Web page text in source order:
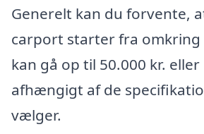
Generelt kan du forvente,
carport starter fra omkring
kan gå op til 50.000 kr. eller
afhængigt af de
vælger.